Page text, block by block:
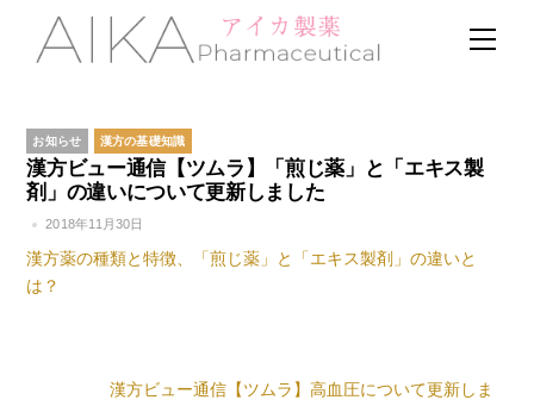
content
お知らせ 漢方の基礎知識
漢方ビュー通信【ツムラ】「煎じ薬」と「エキス製
剤」の違いについて更新しました
2018年11月30日
漢方薬の種類と特徴、「煎じ薬」と「エキス製剤」の違いと
は？
漢方ビュー通信【ツムラ】高血圧について更新しま